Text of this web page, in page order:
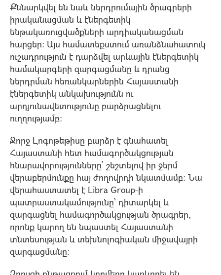
Քննարկվել են նաև ներդրումային ծրագրերի
իրականացման և էներգետիկ
ենթակառուցվածքների արդիականացման
հարցեր։ Այս համատեքստում առանձնահատուկ
ուշադրություն է դարձվել արևային էներգետիկ
համակարգերի զարգացմանը և դրանց
ներդրման հեռանկարներին Հայաստանի
էներգետիկ անկախությունն ու
արդյունավետությունը բարձրացնելու
ուղղությամբ։
Ջորջ Լոգոթեթիսը բարձր է գնահատել
Հայաստանի հետ համագործակցության
հնարավորությունները՝ շեշտելով իր ջերմ
վերաբերմունքը հայ ժողովրդի նկատմամբ։ Նա
վերահաստատել է Libra Group-ի
պատրաստակամությունը՝ դիտարկել և
զարգացնել համագործակցության ծրագրեր,
որոնք կարող են նպաստել Հայաստանի
տնտեսության և տեխնոլոգիական միջավայրի
զարգացմանը։